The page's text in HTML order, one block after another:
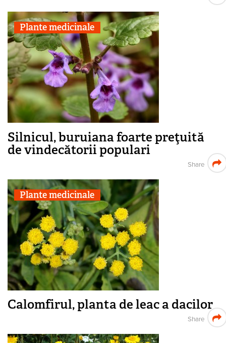
Plante medicinale
Silnicul, buruiana foarte preţuită
de vindecătorii populari
Share
Plante medicinale
Calomfirul, planta de leac a dacilor
Share